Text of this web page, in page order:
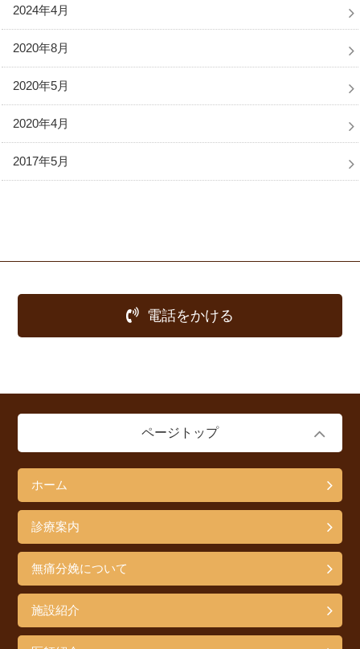
2024年4月
2020年8月
2020年5月
2020年4月
2017年5月
電話をかける
ページトップ
ホーム
診療案内
無痛分娩について
施設紹介